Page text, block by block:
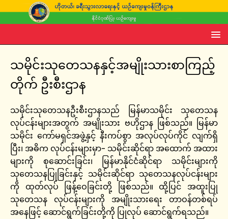
သမိုင်းသုတေသနနှင့်အမျိုးသားစာကြည့်
တိုက် ဦးစီးဌာန
သမိုင်းသုတေသနဦးစီးဌာနသည် မြန်မာသမိုင်း သုတေသန
လုပ်ငန်းများအတွက် အမျိုးသား ဗဟိုဌာန ဖြစ်သည်။ မြန်မာ
သမိုင်း ကော်မရှင်အဖွဲ့နှင့် နီးကပ်စွာ အလုပ်လုပ်ကိုင် လျက်ရှိ
ပြီး၊ အဓိက လုပ်ငန်းများမှာ- သမိုင်းဆိုင်ရာ အထောက် အထား
များကို စုဆောင်းခြင်း၊ မြန်မာနိုင်ငံဆိုင်ရာ သမိုင်းများကို
သုတေသနပြုခြင်းနှင့် သမိုင်းဆိုင်ရာ သုတေသနလုပ်ငန်းများ
ကို ထုတ်လုပ် ဖြန့်ဝေခြင်းတို့ ဖြစ်သည်။ ထို့ပြင် အထူးပြု
သုတေသန လုပ်ငန်းများကို အမျိုးသားရေး တာဝန်တစ်ရပ်
အနေဖြင့် ဆောင်ရွက်ခြင်းတို့ကို ပြုလုပ် ဆောင်ရွက်ရသည်။